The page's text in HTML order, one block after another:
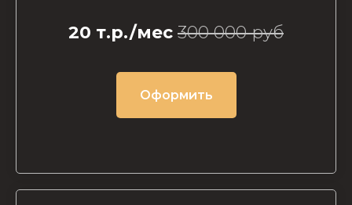
20 т.р./мес 300 000 руб
Оформить